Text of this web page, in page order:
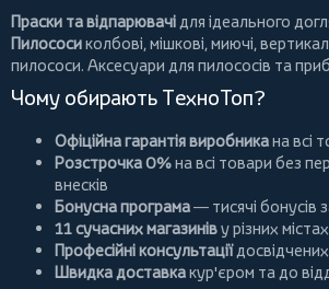
Праски та відпарювачідля ідеального
Пилососиколбові,мішкові,миючі,
пилососи. Аксесуари для пилососів та
Чому обирають ТехноТоп?
Офіційна гарантія виробникана всі
Розстрочка 0%на всі товари без
внесків
Бонусна програма— тисячі бонусів
11 сучасних магазиніву різних
Професійні консультації
Швидка доставкакур'єром та до